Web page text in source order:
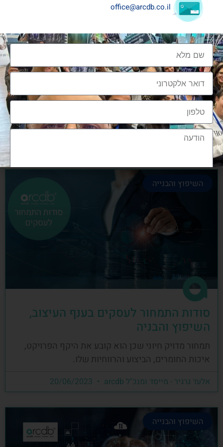
שיתופי פעולה בענף העיצוב והבניה
שיתופי פעולה בענף העיצוב והבניה הם מתכון הכרחי
להצלחה, לנו בארכדיבי יש את הניסיון והיכולת
אלעד גרגיר - מייסד ומנכ"ל arcdb
השיפוץ והבנייה
סודות התמחור לעסקים בענף העיצוב,
השיפוץ והבניה
תמחור מדויק חיוני שכן הוא קובע את היקף הפרויקט,
איכות החומרים, הביצוע והרווחיות שלו.
אלעד גרגיר - מייסד ומנכ"ל arcdb
השיפוץ והבנייה
office@arcdb.co.il
הצטרפות לקהילה